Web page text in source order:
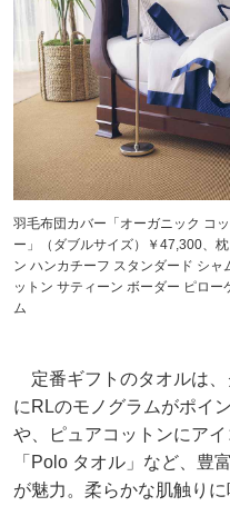
羽毛布団カバー「オーガニック コ
ー」（ダブルサイズ）￥47,300、
ン ハンカチーフ スタンダード シ
ットン サティーン ボーダー ピロ
ム
定番ギフトのタオルは、
にRLのモノグラムがポイ
や、ピュアコットンにア
「Polo タオル」など、豊
が魅力。柔らかな肌触り